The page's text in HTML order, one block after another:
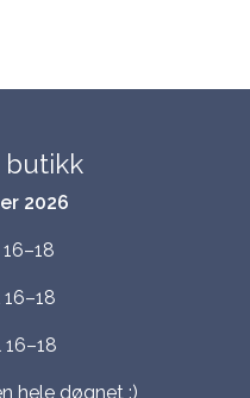
butikk
2026
hele døgnet :)